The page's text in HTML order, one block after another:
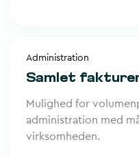
Administration
Samlet
Mulighed for
administration med
virksomheden.